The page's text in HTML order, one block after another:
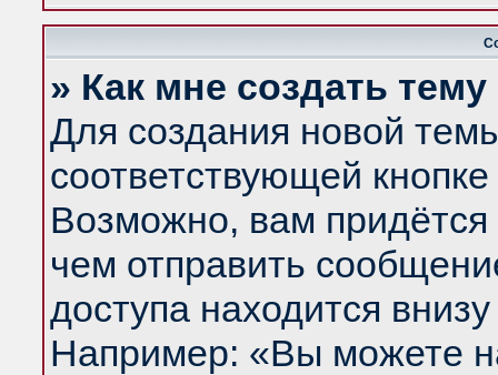
» Как мне создать
Для создания новой
соответствующей
Возможно, вам придётся
чем отправить
доступа находится
Например: «Вы можете